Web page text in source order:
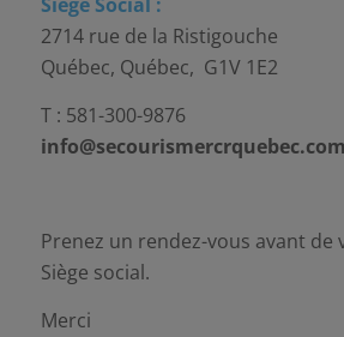
2714 rue de la Ristigouche
Québec, Québec, G1V 1E2
T : 581-300-9876
info@secourismercrquebec.com
Prenez un rendez-vous avant de
Siège social.
Merci